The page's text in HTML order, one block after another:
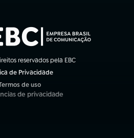
reservados pela EBC
de Privacidade
de uso
em nova aba)
de privacidade